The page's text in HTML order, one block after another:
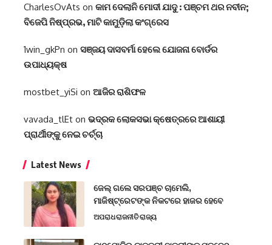
CharlesOvAts on କାମ ଦେଲାନି ମୋଦୀ ଯାଦୁ : ପଞ୍ଚମ ଥର ନବୀନ;
ବିଜେପି ନିଷ୍ପ୍ରଭ, ମାଟି କାମୁଡ଼ିଲା କଂଗ୍ରେସ
1win_gkPn on ସଞ୍ଜୟ ଦାସବର୍ମା ହେଲେ ଯୋଜନା ବୋର୍ଡର
ଉପାଧ୍ୟକ୍ଷ
mostbet_yiSi on ଆଜିର ରାଶିଫଳ
vavada_tlEt on ଭଦ୍ରକ ଲୋକସଭା କ୍ଷେତ୍ରରେ ଆଶାୟୀ
ପ୍ରାର୍ଥୀଙ୍କୁ ନେଇ ଚର୍ଚ୍ଚା
Latest News
ଜେଲ୍ ଗଲେ ସରପଞ୍ଚ ଚାମେଲି,
ମାଜିଷ୍ଟ୍ରେଟଙ୍କ ନିକଟରେ ହାଜର ହେବେ
ଅପରାଧରାଜନୀତିରାଜ୍ୟ